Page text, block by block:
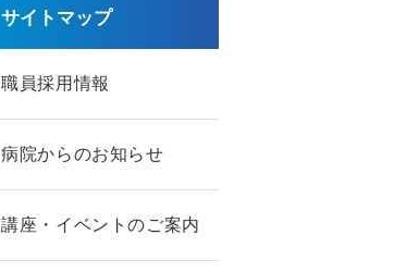
サイトマップ
職員採用情報
病院からのお知らせ
講座・イベントのご案内